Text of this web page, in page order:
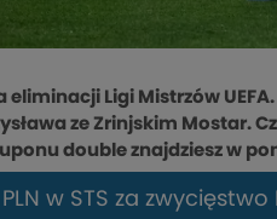
eliminacji Ligi Mistrzów
ze Zrinjskim Mostar.
double znajdziesz w
w STS za